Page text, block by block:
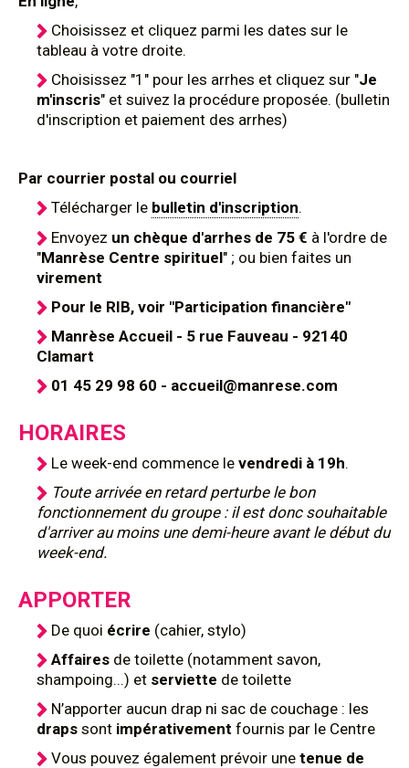
Choisissez et cliquez parmi les dates sur le
tableau à votre droite.
Choisissez "1" pour les arrhes et cliquez sur "Je
m'inscris" et suivez la procédure proposée. (bulletin
d'inscription et paiement des arrhes)
Par courrier postal ou courriel
Télécharger le bulletin d'inscription.
Envoyez un chèque d'arrhes de 75 € à l'ordre de
"Manrèse Centre spirituel" ; ou bien faites un
virement
Pour le RIB, voir "Participation financière"
Manrèse Accueil - 5 rue Fauveau - 92140
Clamart
01 45 29 98 60 - accueil@manrese.com
HORAIRES
Le week-end commence le vendredi à 19h.
Toute arrivée en retard perturbe le bon
fonctionnement du groupe : il est donc souhaitable
d'arriver au moins une demi-heure avant le début du
week-end.
APPORTER
De quoi écrire (cahier, stylo)
Affaires de toilette (notamment savon,
shampoing...) et serviette de toilette
N’apporter aucun drap ni sac de couchage : les
draps sont impérativement fournis par le Centre
Vous pouvez également prévoir une tenue de